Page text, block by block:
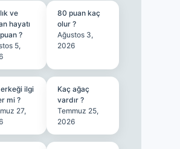
ve
hayatı
?
5,
80 puan kaç
olur ?
Ağustos 3,
2026
ilgi
mi ?
27,
Kaç ağaç
vardır ?
Temmuz 25,
2026